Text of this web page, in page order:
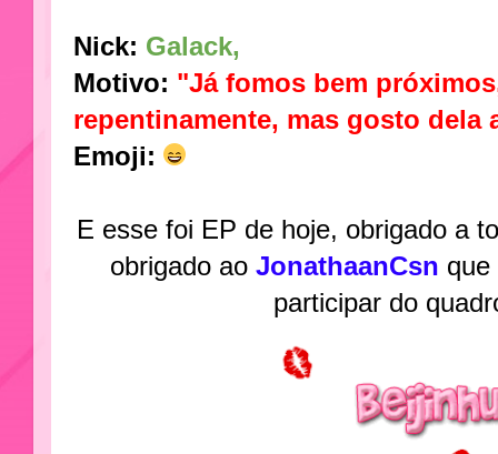
Nick: Galack,
Motivo: "Já fomos bem
repentinamente, mas gosto dela
Emoji:
E esse foi EP de hoje, obrigado a
obrigado aoJonathaanCsn que
participar do